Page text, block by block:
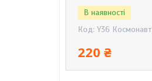
В наявності
Код: Y36 Космонавт
220 ₴